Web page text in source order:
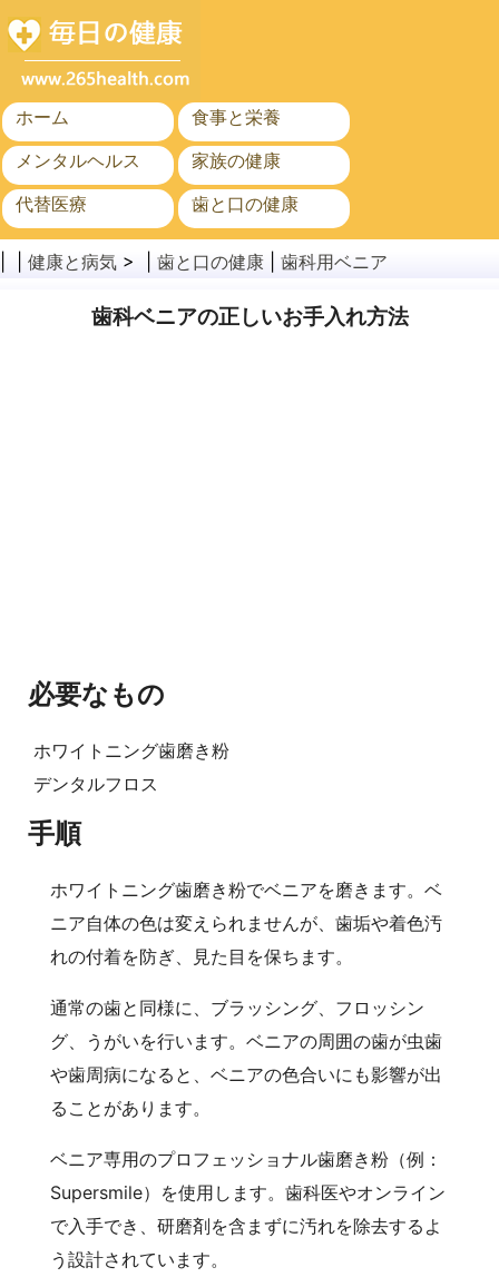
ホーム
食事と栄養
メンタルヘルス
家族の健康
代替医療
歯と口の健康
がん
公衆衛生
健康と病気 > | 歯と口の健康 歯科用ベニア
歯科ベニアの正しいお手入れ方法
必要なもの
ホワイトニング歯磨き粉
デンタルフロス
手順
ホワイトニング歯磨き粉でベニアを磨きます。ベ
ニア自体の色は変えられませんが、歯垢や着色汚
れの付着を防ぎ、見た目を保ちます。
通常の歯と同様に、ブラッシング、フロッシン
グ、うがいを行います。ベニアの周囲の歯が虫歯
や歯周病になると、ベニアの色合いにも影響が出
ることがあります。
ベニア専用のプロフェッショナル歯磨き粉（例：
Supersmile）を使用します。歯科医やオンライン
で入手でき、研磨剤を含まずに汚れを除去するよ
う設計されています。